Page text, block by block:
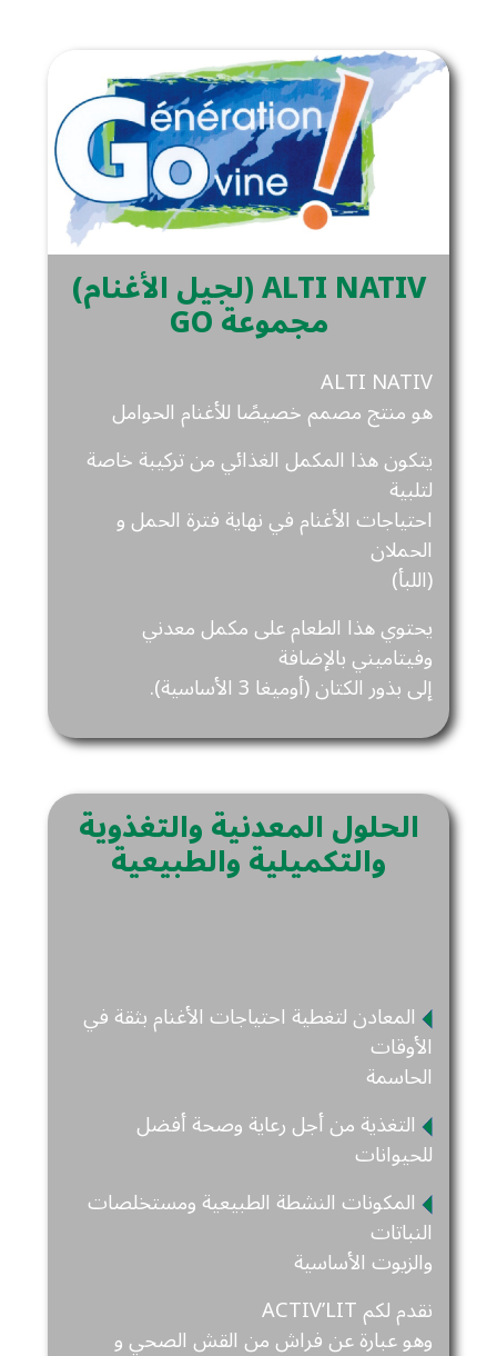
(لجيل الأغنام) ALTI NATIV
GO مجموعة
ALTI NATIV
هو منتج مصمم خصيصًا للأغنام الحوامل
يتكون هذا المكمل الغذائي من تركيبة خاصة
لتلبية
احتياجات الأغنام في نهاية فترة الحمل و
الحملان
(اللبأ)
يحتوي هذا الطعام على مكمل معدني
وفيتاميني بالإضافة
إلى بذور الكتان (أوميغا 3 الأساسية).
الحلول المعدنية والتغذوية
والتكميلية والطبيعية
المعادن لتغطية احتياجات الأغنام بثقة في
الأوقات
الحاسمة
التغذية من أجل رعاية وصحة أفضل
للحيوانات
المكونات النشطة الطبيعية ومستخلصات
النباتات
والزيوت الأساسية
نقدم لكم ACTIV’LIT
وهو عبارة عن فراش من القش الصحي و